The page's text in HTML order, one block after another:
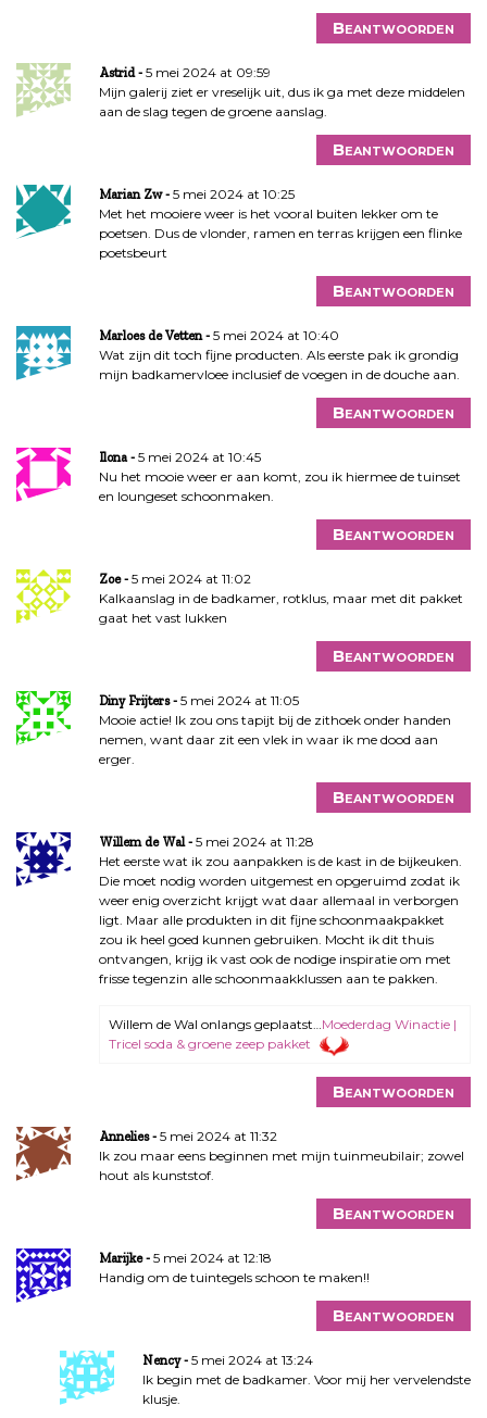
Beantwoorden
Astrid
5 mei 2024 at 09:59
Mijn galerij ziet er vreselijk uit, dus ik ga met deze middelen
aan de slag tegen de groene aanslag.
Beantwoorden
Marian Zw
5 mei 2024 at 10:25
Met het mooiere weer is het vooral buiten lekker om te
poetsen. Dus de vlonder, ramen en terras krijgen een flinke
poetsbeurt
Beantwoorden
Marloes de Vetten
5 mei 2024 at 10:40
Wat zijn dit toch fijne producten. Als eerste pak ik grondig
mijn badkamervloee inclusief de voegen in de douche aan.
Beantwoorden
Ilona
5 mei 2024 at 10:45
Nu het mooie weer er aan komt, zou ik hiermee de tuinset
en loungeset schoonmaken.
Beantwoorden
Zoe
5 mei 2024 at 11:02
Kalkaanslag in de badkamer, rotklus, maar met dit pakket
gaat het vast lukken
Beantwoorden
Diny Frijters
5 mei 2024 at 11:05
Mooie actie! Ik zou ons tapijt bij de zithoek onder handen
nemen, want daar zit een vlek in waar ik me dood aan
erger.
Beantwoorden
Willem de Wal
5 mei 2024 at 11:28
Het eerste wat ik zou aanpakken is de kast in de bijkeuken.
Die moet nodig worden uitgemest en opgeruimd zodat ik
weer enig overzicht krijgt wat daar allemaal in verborgen
ligt. Maar alle produkten in dit fijne schoonmaakpakket
zou ik heel goed kunnen gebruiken. Mocht ik dit thuis
ontvangen, krijg ik vast ook de nodige inspiratie om met
frisse tegenzin alle schoonmaakklussen aan te pakken.
Willem de Wal onlangs geplaatst… Moederdag Winactie |
Tricel soda & groene zeep pakket
Beantwoorden
Annelies
5 mei 2024 at 11:32
Ik zou maar eens beginnen met mijn tuinmeubilair; zowel
hout als kunststof.
Beantwoorden
Marijke
5 mei 2024 at 12:18
Handig om de tuintegels schoon te maken!!
Beantwoorden
Nency
5 mei 2024 at 13:24
Ik begin met de badkamer. Voor mij her vervelendste
klusje.